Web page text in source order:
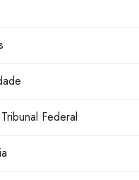
Federal